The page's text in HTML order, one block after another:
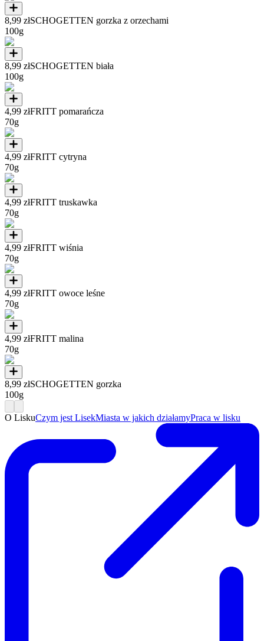
8,99 złSCHOGETTEN gorzka z orzechami
100g
8,99 złSCHOGETTEN biała
100g
4,99 złFRITT pomarańcza
70g
4,99 złFRITT cytryna
70g
4,99 złFRITT truskawka
70g
4,99 złFRITT wiśnia
70g
4,99 złFRITT owoce leśne
70g
4,99 złFRITT malina
70g
8,99 złSCHOGETTEN gorzka
100g
O LiskuCzym jest LisekMiasta w jakich działamyPraca w lisku